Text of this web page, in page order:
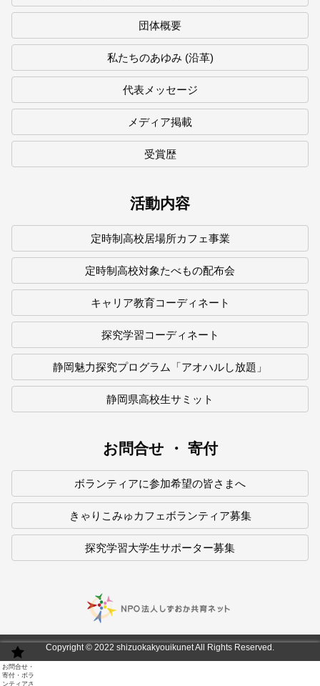
団体概要
私たちのあゆみ (沿革)
代表メッセージ
メディア掲載
受賞歴
活動内容
定時制高校居場所カフェ事業
定時制高校対象たべもの配布会
キャリア教育コーディネート
探究学習コーディネート
静岡魅力探究プログラム「アオハルし放題」
静岡県高校生サミット
お問合せ ・ 寄付
ボランティアに参加希望の皆さまへ
きゃりこみゅカフェボランティア募集
探究学習大学生サポーター募集
Copyright © 2022 shizuokakyouikunet All Rights Reserved.
お問合せ・
寄付・ボラ
ンティアさ